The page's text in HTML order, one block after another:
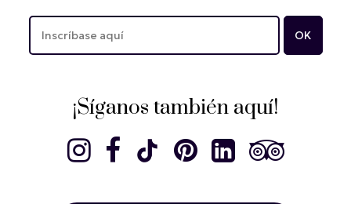
¡Síganos también aquí!